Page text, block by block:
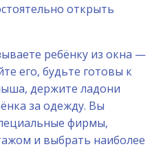
открыть
ребёнку из окна —
его, будьте готовы к
держите ладони
за одежду. Вы
фирмы,
и выбрать наиболее